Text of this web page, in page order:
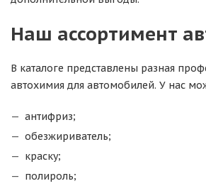
Наш ассортимент
В каталоге представлены разная
автохимия для автомобилей. У нас
антифриз;
обезжириватель;
краску;
полироль;